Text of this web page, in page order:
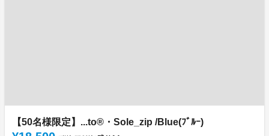
【50名様限定】...to®・Sole_zip /Blue(ﾌﾞﾙｰ)